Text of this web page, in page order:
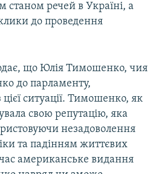
станом речей в Україні, а
до проведення
що Юлія Тимошенко, чия
до парламенту,
цієї ситуації. Тимошенко, як
свою репутацію, яка
незадоволення
та падінням життєвих
американське видання